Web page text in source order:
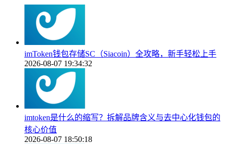
imToken钱包存储SC（Siacoin）全攻略，新手轻松上手
2026-08-07 19:34:32
imtoken是什么的缩写？拆解品牌含义与去中心化钱包的
核心价值
2026-08-07 18:50:18